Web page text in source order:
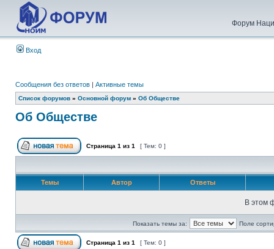
Форум
Вход
Сообщения без ответов | Активные темы
Список форумов » Основной форум » Об Обществе
Об Обществе
Страница 1 из 1 [ Тем: 0 ]
Темы Автор Ответы
В этом
Показать темы за: Поле
Страница 1 из 1 [ Тем: 0 ]